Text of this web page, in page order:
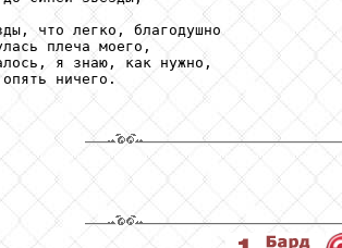
что легко, благодушно
плеча моего,
я знаю, как нужно,
ничего.